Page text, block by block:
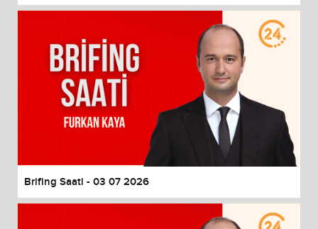
Brifing Saati - 03 07 2026